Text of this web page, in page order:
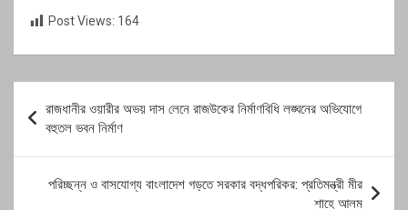
Post Views: 164
navigation
রাজধানীর ওয়ারীর অভয় দাস লেনে রাজউকের নির্মাণবিধি লঙ্ঘনের অভিযোগে
বহুতল ভবন নির্মাণ
পরিচ্ছন্ন ও বাসযোগ্য বাংলাদেশ গড়তে সরকার বদ্ধপরিকর: প্রতিমন্ত্রী মীর
শাহে আলম